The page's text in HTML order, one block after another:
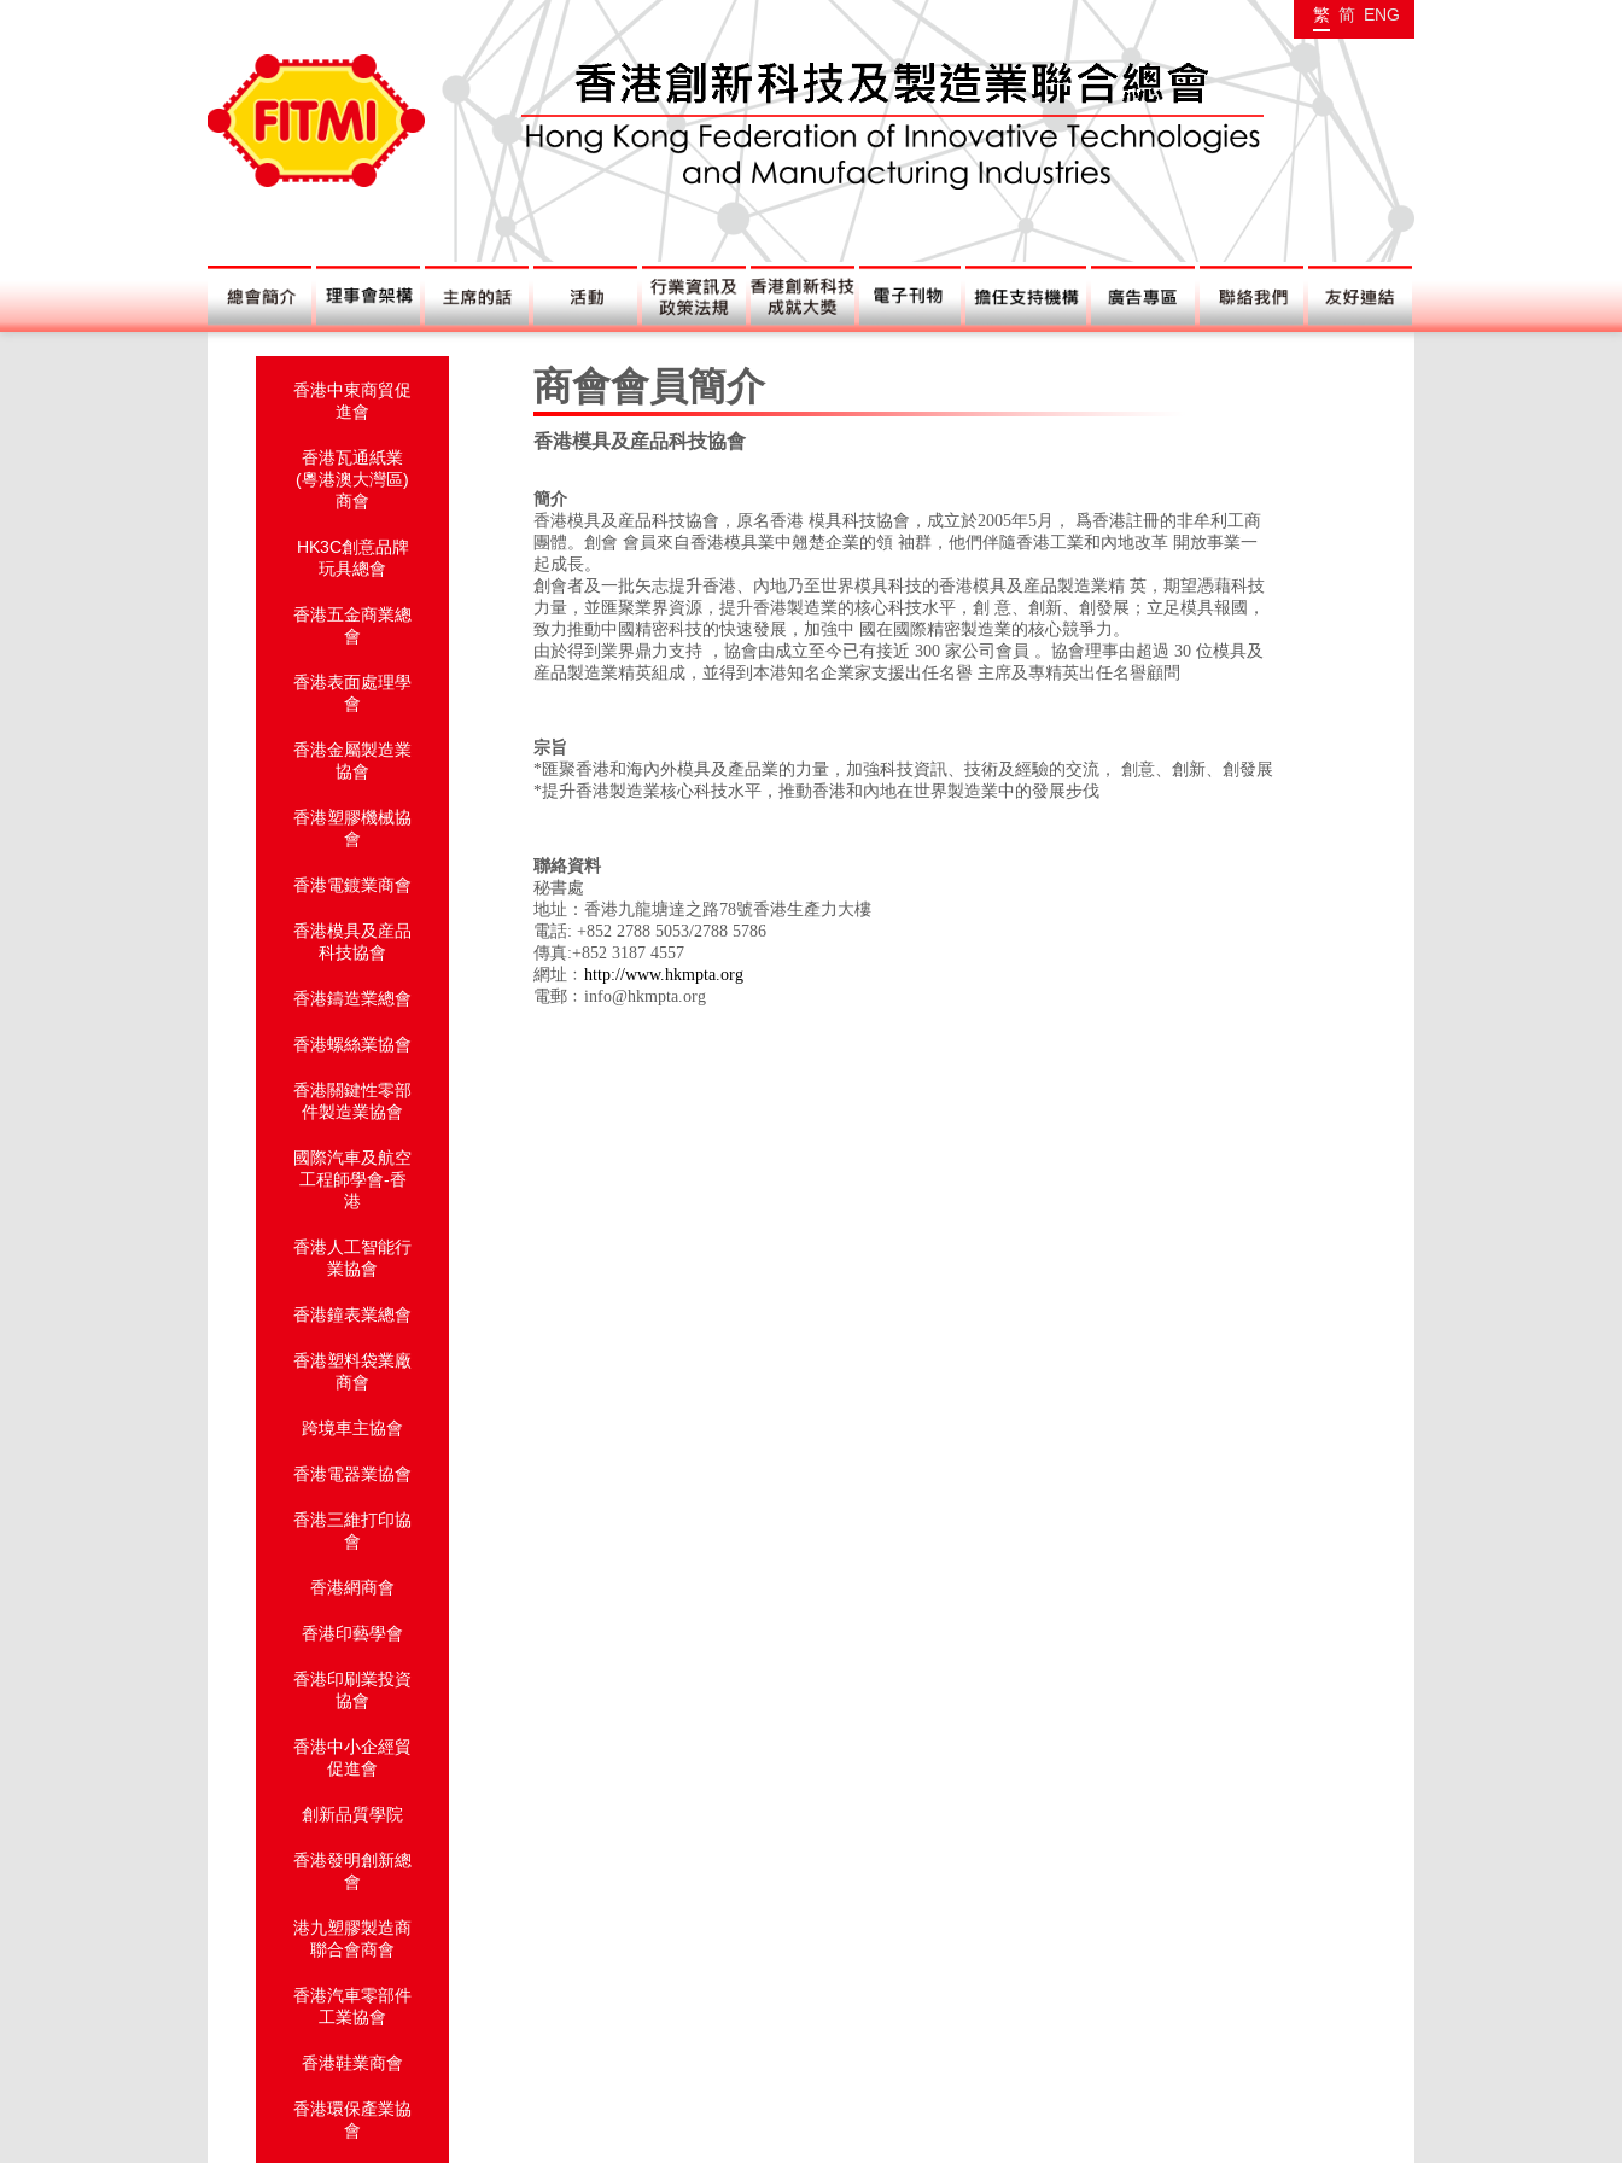
繁 简 ENG
香港中東商貿促
進會
香港瓦通紙業
(粵港澳大灣區)
商會
HK3C創意品牌
玩具總會
香港五金商業總
會
香港表面處理學
會
香港金屬製造業
協會
香港塑膠機械協
會
香港電鍍業商會
香港模具及産品
科技協會
香港鑄造業總會
香港螺絲業協會
香港關鍵性零部
件製造業協會
國際汽車及航空
工程師學會-香
港
香港人工智能行
業協會
香港鐘表業總會
香港塑料袋業廠
商會
跨境車主協會
香港電器業協會
香港三維打印協
會
香港網商會
香港印藝學會
香港印刷業投資
協會
香港中小企經貿
促進會
創新品質學院
香港發明創新總
會
港九塑膠製造商
聯合會商會
香港汽車零部件
工業協會
香港鞋業商會
香港環保產業協
會
商會會員簡介
香港模具及産品科技協會
簡介
香港模具及産品科技協會，原名香港 模具科技協會，成立於2005年5月， 爲香港註冊的非牟利工商
團體。創會 會員來自香港模具業中翹楚企業的領 袖群，他們伴隨香港工業和內地改革 開放事業一
起成長。
創會者及一批矢志提升香港、內地乃至世界模具科技的香港模具及産品製造業精 英，期望憑藉科技
力量，並匯聚業界資源，提升香港製造業的核心科技水平，創 意、創新、創發展；立足模具報國，
致力推動中國精密科技的快速發展，加強中 國在國際精密製造業的核心競爭力。
由於得到業界鼎力支持 ，協會由成立至今已有接近 300 家公司會員 。協會理事由超過 30 位模具及
産品製造業精英組成，並得到本港知名企業家支援出任名譽 主席及專精英出任名譽顧問
宗旨
*匯聚香港和海內外模具及產品業的力量，加強科技資訊、技術及經驗的交流， 創意、創新、創發展
*提升香港製造業核心科技水平，推動香港和內地在世界製造業中的發展步伐
聯絡資料
秘書處
地址：香港九龍塘達之路78號香港生產力大樓
電話: +852 2788 5053/2788 5786
傳真:+852 3187 4557
網址﹕ http://www.hkmpta.org
電郵﹕ info@hkmpta.org